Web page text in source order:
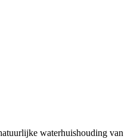
waterhuishouding van